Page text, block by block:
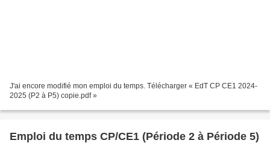
J'ai encore modifié mon emploi du temps. Télécharger « EdT CP CE1 2024-
2025 (P2 à P5) copie.pdf »
Emploi du temps CP/CE1 (Période 2 à Période 5)